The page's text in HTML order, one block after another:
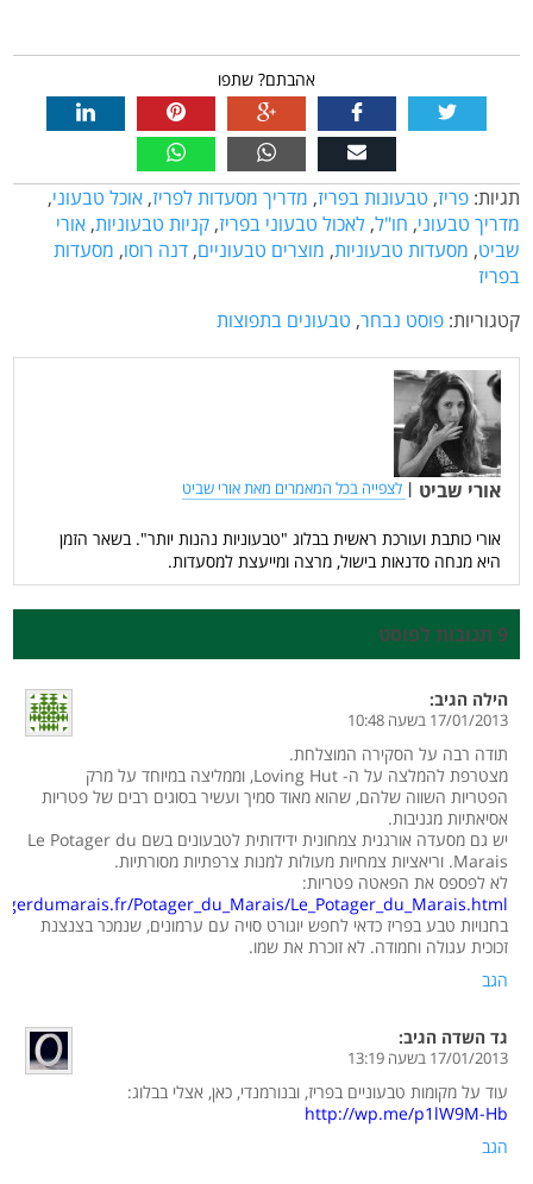
אהבתם? שתפו
תגיות: פריז, טבעונות בפריז, מדריך מסעדות לפריז, אוכל טבעוני,
מדריך טבעוני, חו"ל, לאכול טבעוני בפריז, קניות טבעוניות, אורי
שביט, מסעדות טבעוניות, מוצרים טבעוניים, דנה רוסו, מסעדות
בפריז
קטגוריות: פוסט נבחר, טבעונים בתפוצות
אורי שביט | לצפייה בכל המאמרים מאת אורי שביט
אורי כותבת ועורכת ראשית בבלוג "טבעוניות נהנות יותר". בשאר הזמן
היא מנחה סדנאות בישול, מרצה ומייעצת למסעדות.
9 תגובות לפוסט
הילה הגיב:
17/01/2013 בשעה 10:48
תודה רבה על הסקירה המוצלחת.
מצטרפת להמלצה על ה- Loving Hut, וממליצה במיוחד על מרק
הפטריות השווה שלהם, שהוא מאוד סמיך ועשיר בסוגים רבים של פטריות
אסיאתיות מגניבות.
יש גם מסעדה אורגנית צמחונית ידידותית לטבעונים בשם Le Potager du
Marais. וריאציות צמחיות מעולות למנות צרפתיות מסורתיות.
לא לפספס את הפאטה פטריות:
Potager_du_Marais/Le_Potager_du_Marais.html
בחנויות טבע בפריז כדאי לחפש יוגורט סויה עם ערמונים, שנמכר בצנצנת
זכוכית עגולה וחמודה. לא זוכרת את שמו.
הגב
גד השדה הגיב:
17/01/2013 בשעה 13:19
עוד על מקומות טבעוניים בפריז, ובנורמנדי, כאן, אצלי בבלוג:
http://wp.me/p1lW9M-Hb
הגב